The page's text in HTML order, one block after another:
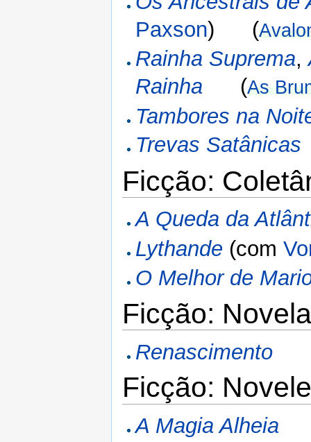
Paxson) (
Rainha Suprema,
Rainha (As
Tambores na
Trevas Satânicas
Ficção:
A Queda da
Lythande (com
O Melhor de
Ficção: Novela
Renascimento
Ficção:
A Magia Alheia